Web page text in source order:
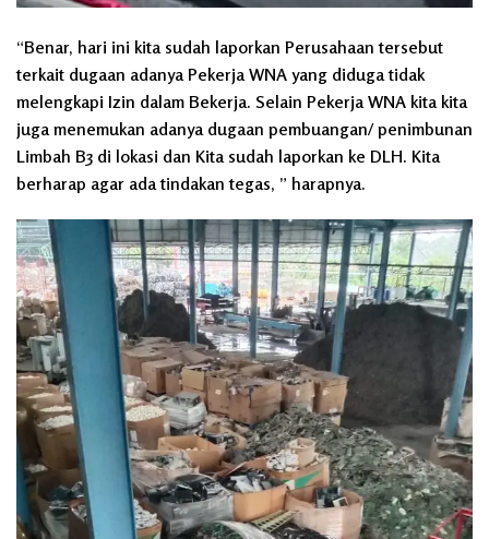
“Benar, hari ini kita sudah laporkan Perusahaan tersebut
terkait dugaan adanya Pekerja WNA yang diduga tidak
melengkapi Izin dalam Bekerja. Selain Pekerja WNA kita kita
juga menemukan adanya dugaan pembuangan/ penimbunan
Limbah B3 di lokasi dan Kita sudah laporkan ke DLH. Kita
berharap agar ada tindakan tegas, ” harapnya.